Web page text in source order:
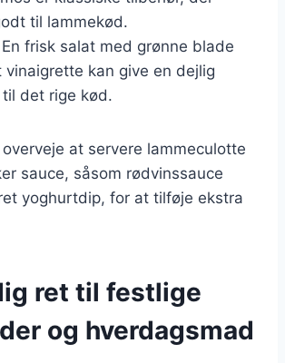
til lammekød.
frisk salat med grønne blade
vinaigrette kan give en dejlig
det rige kød.
at servere lammeculotte
sauce, såsom rødvinssauce
yoghurtdip, for at tilføje ekstra
ret til festlige
og hverdagsmad